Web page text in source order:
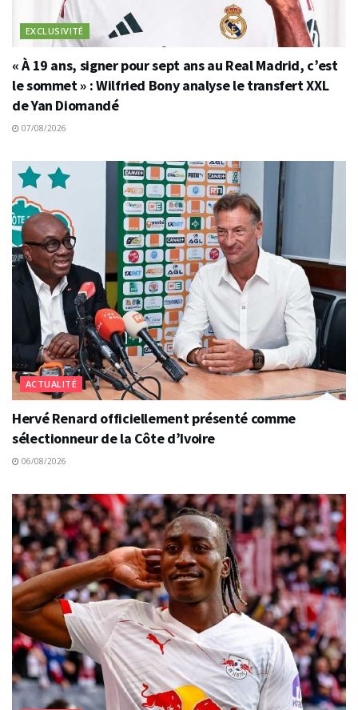
EXCLUSIVITÉ
« À 19 ans, signer pour sept ans au Real Madrid, c’est
le sommet » : Wilfried Bony analyse le transfert XXL
de Yan Diomandé
07/08/2026
ACTUALITÉ
Hervé Renard officiellement présenté comme
sélectionneur de la Côte d’Ivoire
06/08/2026